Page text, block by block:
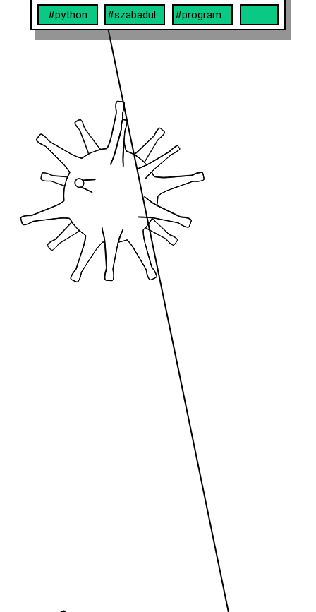
#python
#szabadulószoba #programozás ...